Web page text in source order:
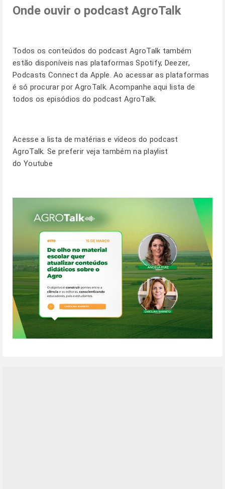
Onde ouvir o podcast AgroTalk
Todos os conteúdos do podcast AgroTalk também
estão disponíveis nas plataformas Spotify, Deezer,
Podcasts Connect da Apple. Ao acessar as plataformas
é só procurar por AgroTalk. Acompanheaqui lista de
todos os episódios do podcast AgroTalk.
Acesse a lista de matérias e vídeos do podcast
AgroTalk. Se preferir veja também naplaylist
do Youtube